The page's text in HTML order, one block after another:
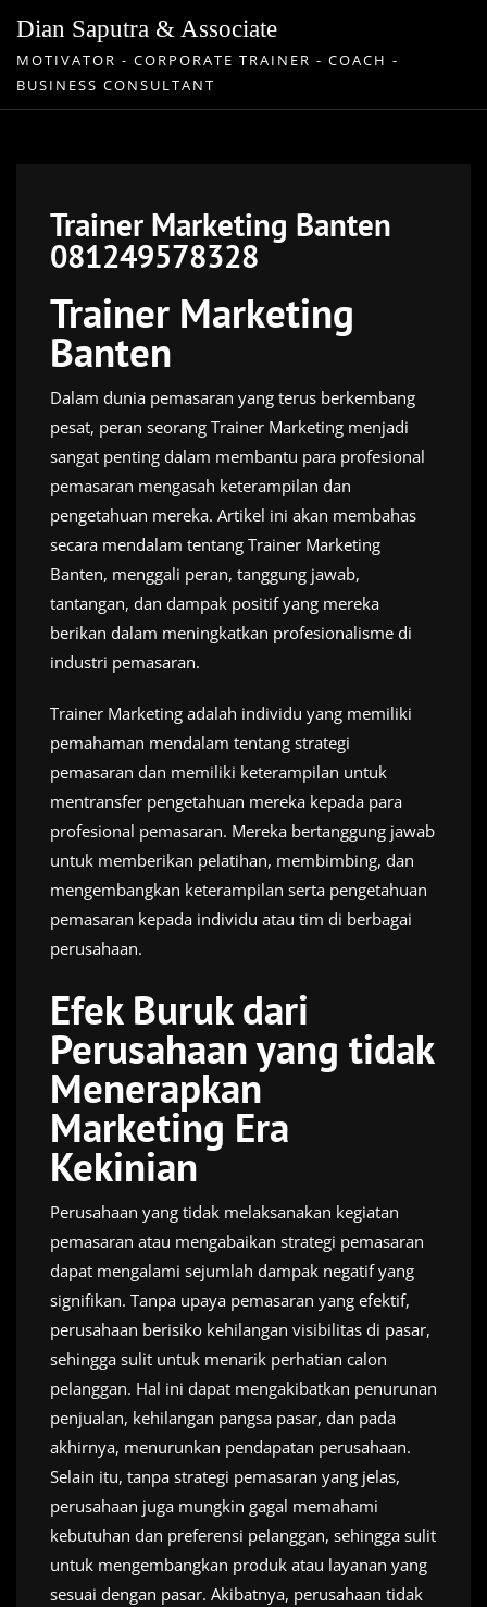
content
Dian Saputra & Associate
MOTIVATOR - CORPORATE TRAINER - COACH -
BUSINESS CONSULTANT
Trainer Marketing Banten
081249578328
Trainer Marketing
Banten
Dalam dunia pemasaran yang terus berkembang
pesat, peran seorang Trainer Marketing menjadi
sangat penting dalam membantu para profesional
pemasaran mengasah keterampilan dan
pengetahuan mereka. Artikel ini akan membahas
secara mendalam tentang Trainer Marketing
Banten, menggali peran, tanggung jawab,
tantangan, dan dampak positif yang mereka
berikan dalam meningkatkan profesionalisme di
industri pemasaran.
Trainer Marketing adalah individu yang memiliki
pemahaman mendalam tentang strategi
pemasaran dan memiliki keterampilan untuk
mentransfer pengetahuan mereka kepada para
profesional pemasaran. Mereka bertanggung jawab
untuk memberikan pelatihan, membimbing, dan
mengembangkan keterampilan serta pengetahuan
pemasaran kepada individu atau tim di berbagai
perusahaan.
Efek Buruk dari
Perusahaan yang tidak
Menerapkan
Marketing Era
Kekinian
Perusahaan yang tidak melaksanakan kegiatan
pemasaran atau mengabaikan strategi pemasaran
dapat mengalami sejumlah dampak negatif yang
signifikan. Tanpa upaya pemasaran yang efektif,
perusahaan berisiko kehilangan visibilitas di pasar,
sehingga sulit untuk menarik perhatian calon
pelanggan. Hal ini dapat mengakibatkan penurunan
penjualan, kehilangan pangsa pasar, dan pada
akhirnya, menurunkan pendapatan perusahaan.
Selain itu, tanpa strategi pemasaran yang jelas,
perusahaan juga mungkin gagal memahami
kebutuhan dan preferensi pelanggan, sehingga sulit
untuk mengembangkan produk atau layanan yang
sesuai dengan pasar. Akibatnya, perusahaan tidak